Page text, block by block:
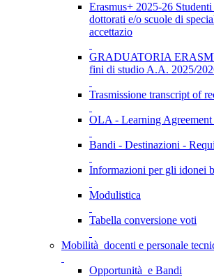
Erasmus+ 2025-26
dottorati e/o scuole di
accettazio
GRADUATORIA
fini di studio A.A. 2025/
Trasmissione transcript of
OLA - Learning
Bandi - Destinazioni -
Informazioni per gli idonei
Modulistica
Tabella conversione voti
Mobilità docenti e personale
Opportunità e Bandi